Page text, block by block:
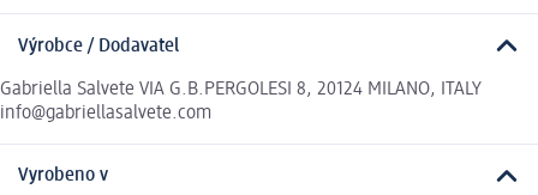
Výrobce / Dodavatel
Gabriella Salvete VIA G.B.PERGOLESI 8, 20124 MILANO, ITALY
info@gabriellasalvete.com
Vyrobeno v